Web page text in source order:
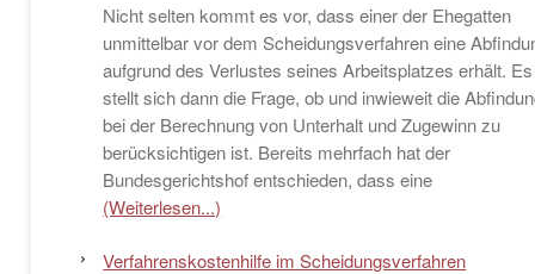
Nicht selten kommt es vor, dass einer der Ehegatten
unmittelbar vor dem Scheidungsverfahren eine
aufgrund des Verlustes seines Arbeitsplatzes erhält. Es
stellt sich dann die Frage, ob und inwieweit die
bei der Berechnung von Unterhalt und Zugewinn zu
berücksichtigen ist. Bereits mehrfach hat der
Bundesgerichtshof entschieden, dass eine
(Weiterlesen...)
Verfahrenskostenhilfe im Scheidungsverfahren